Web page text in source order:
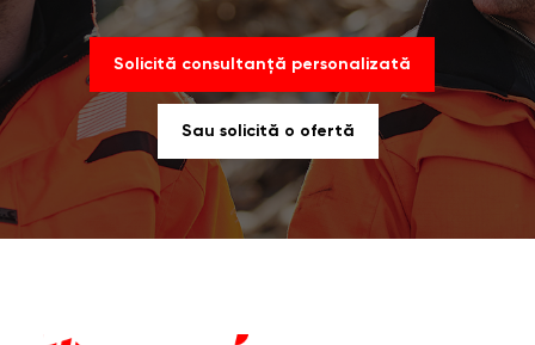
Solicită consultanță personalizată
Sau solicită o ofertă